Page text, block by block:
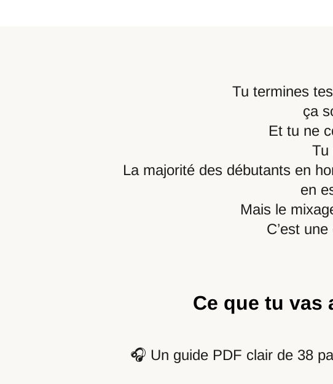
Tu termines
ça
Et tu ne
Tu
La majorité des débutants en
en
Mais le
C’est
Ce que tu vas
🎧 Un guide PDF clair de 38